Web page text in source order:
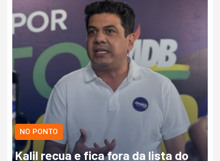
NO PONTO
Kalil recua e fica fora da lista do